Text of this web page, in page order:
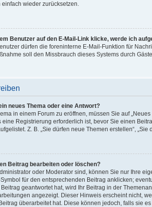
einfach wieder zurücksetzen.
Benutzer auf den E-Mail-Link klicke, werde ich
dürfen die foreninterne E-Mail-Funktion für
soll den Missbrauch dieses Systems durch
neues Thema oder eine Antwort?
in einem Forum zu eröffnen, müssen Sie auf
eine Registrierung erforderlich ist, bevor Sie einen
Z. B. „Sie dürfen neue Themen erstellen“,
Beitrag bearbeiten oder löschen?
oder Moderator sind, können Sie nur Ihre
Symbol für den entsprechenden Beitrag anklicken;
geantwortet hat, wird Ihr Beitrag in der
angezeigt. Dieser Hinweis erscheint nicht,
überarbeitet hat. Diese können jedoch, falls sie